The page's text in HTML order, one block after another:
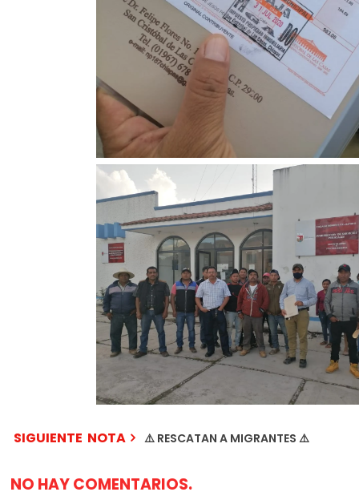
SIGUIENTE NOTA ⚠️ RESCATAN A MIGRANTES ⚠️
NO HAY COMENTARIOS.